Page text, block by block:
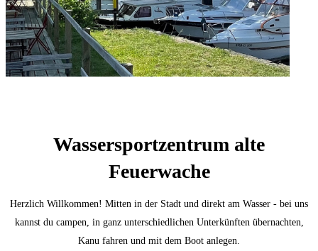
Wassersportzentrum alte
Feuerwache
Herzlich Willkommen! Mitten in der Stadt und direkt am Wasser - bei uns
kannst du campen, in ganz unterschiedlichen Unterkünften übernachten,
Kanu fahren und mit dem Boot anlegen.